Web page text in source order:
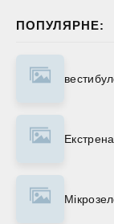
ПОПУЛЯРНЕ: